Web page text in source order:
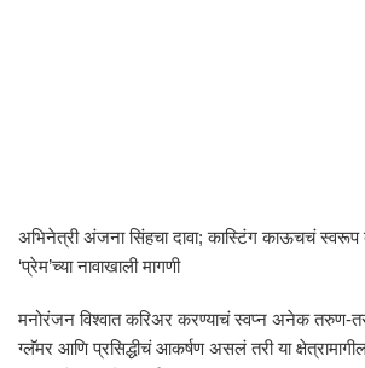
अभिनेत्री अंजना सिंहचा दावा; कास्टिंग काऊचचं
‘प्रेम’च्या नावाखाली मागणी
मनोरंजन विश्वात करिअर करण्याचं स्वप्न अनेक तरुण-
ग्लॅमर आणि प्रसिद्धीचं आकर्षण असलं तरी या